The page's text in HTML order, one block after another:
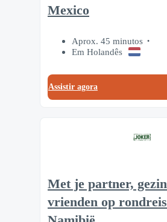
Mexico
Aprox. 45 minutos
Em Holandês
Assistir agora
Met je partner,
vrienden op